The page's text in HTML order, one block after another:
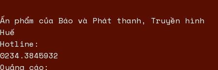
Ấn phẩm của Báo và Phát thanh, Truyền hình
Huế
Hotline:
0234.3845932
Quảng cáo: